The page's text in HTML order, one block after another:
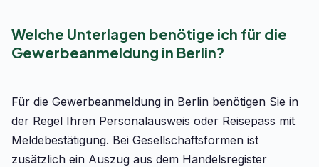
Welche Unterlagen benötige ich für die
Gewerbeanmeldung in Berlin?
Für die Gewerbeanmeldung in Berlin benötigen Sie in
der Regel Ihren Personalausweis oder Reisepass mit
Meldebestätigung. Bei Gesellschaftsformen ist
zusätzlich ein Auszug aus dem Handelsregister